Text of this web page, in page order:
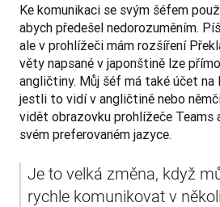
Ke komunikaci se svým šéfem
abych předešel nedorozuměním.
ale v prohlížeči mám rozšíření
věty napsané v japonštině lze
angličtiny. Můj šéf má také účet na
jestli to vidí v angličtině nebo
vidět obrazovku prohlížeče Teams
svém preferovaném jazyce.
Je to velká změna, když
rychle komunikovat v